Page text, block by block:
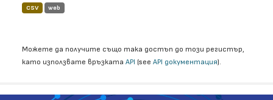
CSV web
Можете да получите също така достъп до този регистър,
като използвате връзката API (see API документация).